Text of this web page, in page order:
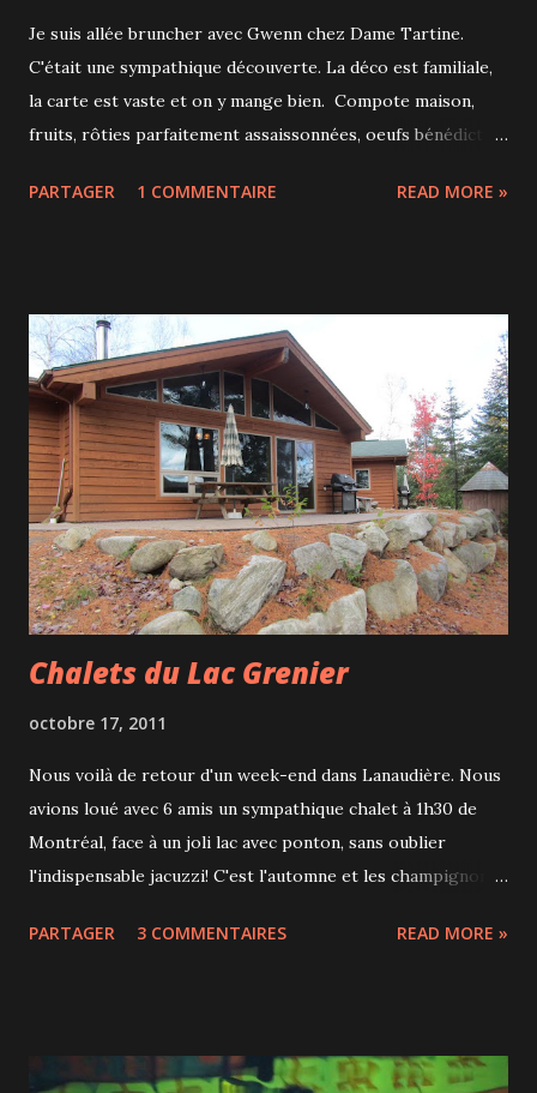
Je suis allée bruncher avec Gwenn chez Dame Tartine.
C'était une sympathique découverte. La déco est familiale,
la carte est vaste et on y mange bien. Compote maison,
fruits, rôties parfaitement assaissonnées, oeufs bénédictine
béchamel emmental qui change de la sauce hollandaise.
PARTAGER 1 COMMENTAIRE READ MORE »
Chalets du Lac Grenier
octobre 17, 2011
Nous voilà de retour d'un week-end dans Lanaudière. Nous
avions loué avec 6 amis un sympathique chalet à 1h30 de
Montréal, face à un joli lac avec ponton, sans oublier
l'indispensable jacuzzi! C'est l'automne et les champignons
arbres ont déjà perdu leurs feuilles. Nous sommes
PARTAGER 3 COMMENTAIRES READ MORE »